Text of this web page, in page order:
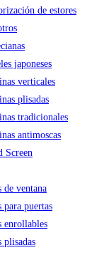
de estores
japoneses
verticales
plisadas
tradicionales
antimoscas
Screen
de ventana
para puertas
enrollables
plisadas